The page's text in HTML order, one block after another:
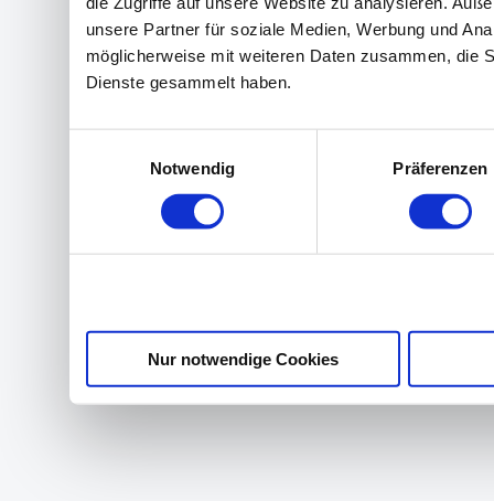
unsere Partner für soziale Medien, Werbung und
möglicherweise mit weiteren Daten zusammen, die
Dienste gesammelt haben.
Notwendig
Präferenzen
Nur notwendige Cookies